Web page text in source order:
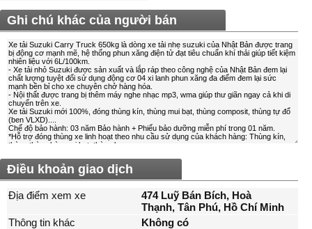
Ghi chú khác của người bán
Điều khoản giao dịch
Địa điểm xem xe
474 Luỹ Bán Bích, Hoà
Thạnh, Tân Phú, Hồ Chí Minh
Thông tin khác
Không có